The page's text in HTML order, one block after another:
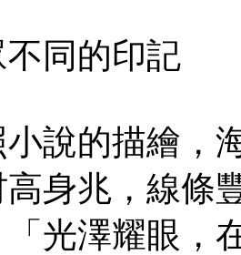
同的印記
說的描繪，
高身兆，線條
光澤耀眼，